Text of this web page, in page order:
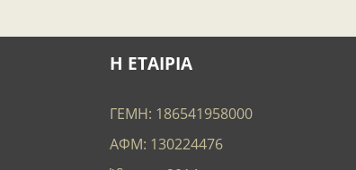
Η ΕΤΑΙΡΙΑ
ΓΕΜΗ: 186541958000
ΑΦΜ: 130224476